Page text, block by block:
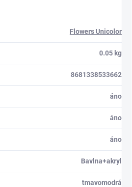
Flowers Unicolor
0.05 kg
8681338533662
áno
áno
áno
Bavlna+akryl
tmavomodrá